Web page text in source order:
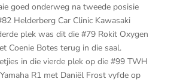
goed onderweg na tweede posisie
Helderberg Car Clinic Kawasaki
plek was dit die #79 Rokit Oxygen
Coenie Botes terug in die saal.
in die vierde plek op die #99 TWH
R1 met Daniël Frost vyfde op